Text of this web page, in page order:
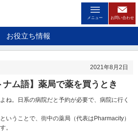
メニュー お問い合わせ
お役立ち情報
2021年8月2日
ナム語】薬局で薬を買うとき
ね。日系の病院だと予約が必要で、病院に行く
いうことで、街中の薬局（代表はPharmacity）
。